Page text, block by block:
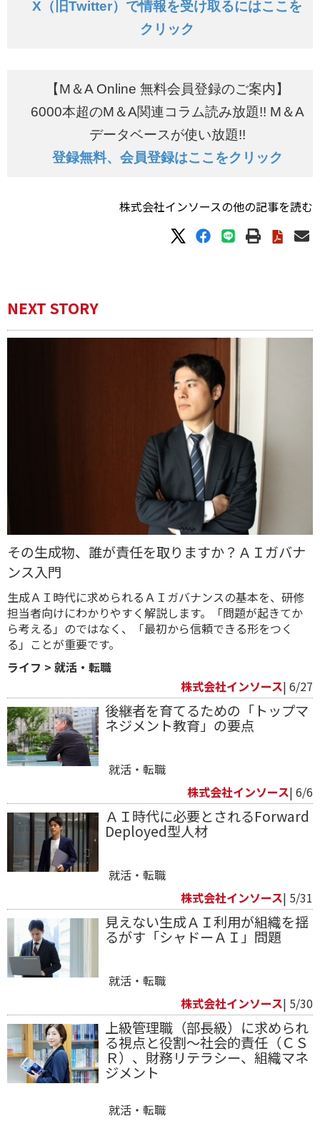
X（旧Twitter）で情報を受け取るにはここを
クリック
【M＆A Online 無料会員登録のご案内】
6000本超のM＆A関連コラム読み放題!! M＆A
データベースが使い放題!!
登録無料、会員登録はここをクリック
株式会社インソースの他の記事を読む
NEXT STORY
その生成物、誰が責任を取りますか？ＡＩガバナ
ンス入門
生成ＡＩ時代に求められるＡＩガバナンスの基本を、研修
担当者向けにわかりやすく解説します。「問題が起きてか
ら考える」のではなく、「最初から信頼できる形をつく
る」ことが重要です。
ライフ > 就活・転職
株式会社インソース| 6/27
後継者を育てるための「トップマ
ネジメント教育」の要点
就活・転職
株式会社インソース| 6/6
ＡＩ時代に必要とされるForward
Deployed型人材
就活・転職
株式会社インソース| 5/31
見えない生成ＡＩ利用が組織を揺
るがす「シャドーＡＩ」問題
就活・転職
株式会社インソース| 5/30
上級管理職（部長級）に求められ
る視点と役割～社会的責任（ＣＳ
Ｒ）、財務リテラシー、組織マネ
ジメント
就活・転職